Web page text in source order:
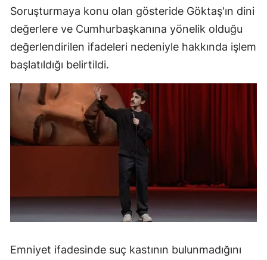
Soruşturmaya konu olan gösteride Göktaş'ın dini
değerlere ve Cumhurbaşkanına yönelik olduğu
değerlendirilen ifadeleri nedeniyle hakkında işlem
başlatıldığı belirtildi.
Emniyet ifadesinde suç kastının bulunmadığını